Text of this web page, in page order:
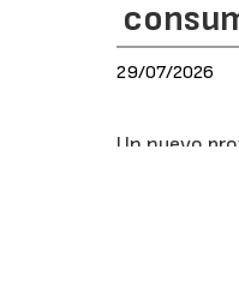
29/07/2026
Un nuevo